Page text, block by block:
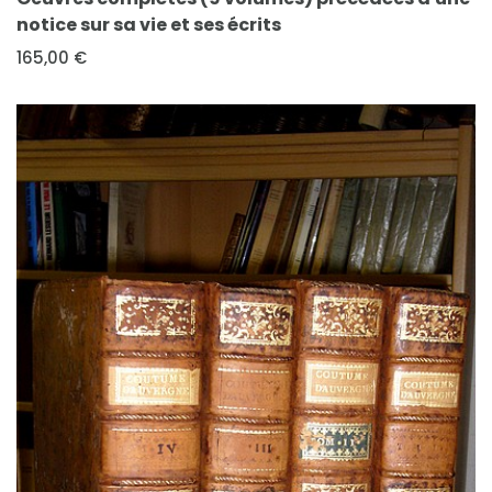
notice sur sa vie et ses écrits
165,00 €